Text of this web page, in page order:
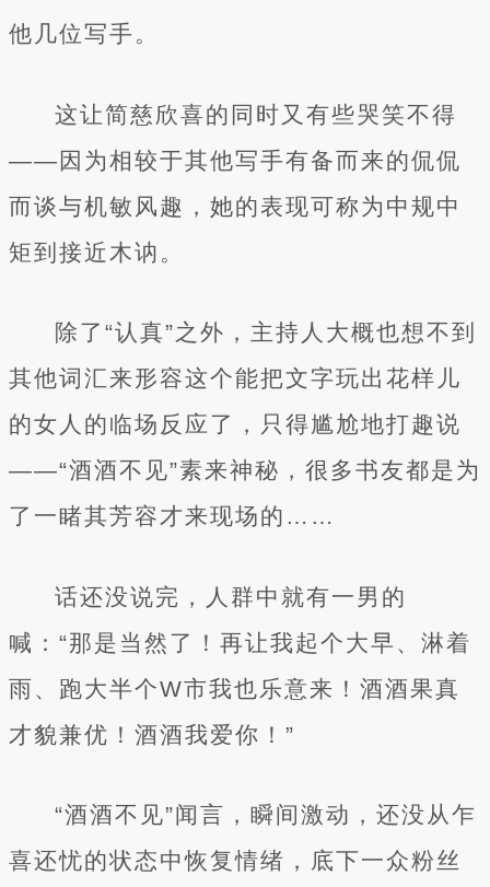
他几位写手。
这让简慈欣喜的同时又有些哭笑不得
——因为相较于其他写手有备而来的侃侃
而谈与机敏风趣，她的表现可称为中规中
矩到接近木讷。
除了“认真”之外，主持人大概也想不到
其他词汇来形容这个能把文字玩出花样儿
的女人的临场反应了，只得尴尬地打趣说
——“酒酒不见”素来神秘，很多书友都是为
了一睹其芳容才来现场的……
话还没说完，人群中就有一男的
喊：“那是当然了！再让我起个大早、淋着
雨、跑大半个W市我也乐意来！酒酒果真
才貌兼优！酒酒我爱你！”
“酒酒不见”闻言，瞬间激动，还没从乍
喜还忧的状态中恢复情绪，底下一众粉丝